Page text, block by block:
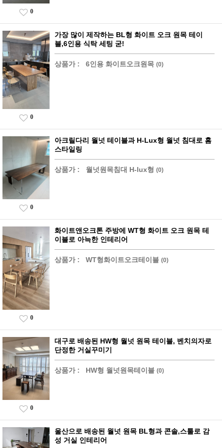
0
가장 많이 제작하는 BL형 화이트 오크 원목 테이
블,6인용 식탁 세팅 굳!
상품가 : 6인용 화이트오크원목 (0)
0
아크릴다리 월넛 테이블과 H-Lux형 월넛 침대로 홈
스타일링
상품가 : 월넛원목침대 H-lux형 (0)
0
화이트앤오크톤 주방에 WT형 화이트 오크 원목 테
이블로 아늑한 인테리어
상품가 : WT형화이트오크테이블 (0)
0
대구로 배송된 HW형 월넛 원목 테이블, 벤치의자로
단정한 거실꾸미기
상품가 : HW형 월넛원목테이블 (0)
0
울산으로 배송된 월넛 원목 BL형과 콘솔,스툴로 감
성 거실 인테리어